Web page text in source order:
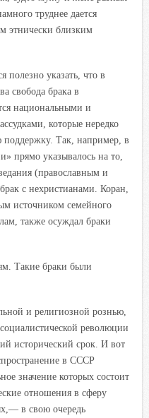
труднее дается
этнически близким
полезно указать, что в
свобода брака в
национальными и
которые нередко
поддержку. Так, например, в
прямо указывалось на то,
(православным и
с нехристианами. Коран,
источником семейного
также осуждал браки
Такие браки были
и религиозной рознью,
революции
исторический срок. И вот
в СССР
значение которых состоит
отношения в сферу
в свою очередь